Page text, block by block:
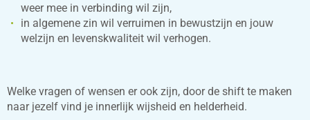
weer mee in verbinding wil zijn,
in algemene zin wil verruimen in bewustzijn en jouw
welzijn en levenskwaliteit wil verhogen.
Welke vragen of wensen er ook zijn, door de shift te maken
naar jezelf vind je innerlijk wijsheid en helderheid.